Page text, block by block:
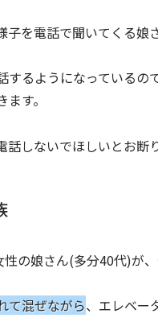
を電話で聞いてくる娘
るようになっている
す。
しないでほしいとお断
の娘さん(多分40代)が
て混ぜながら、エレベー